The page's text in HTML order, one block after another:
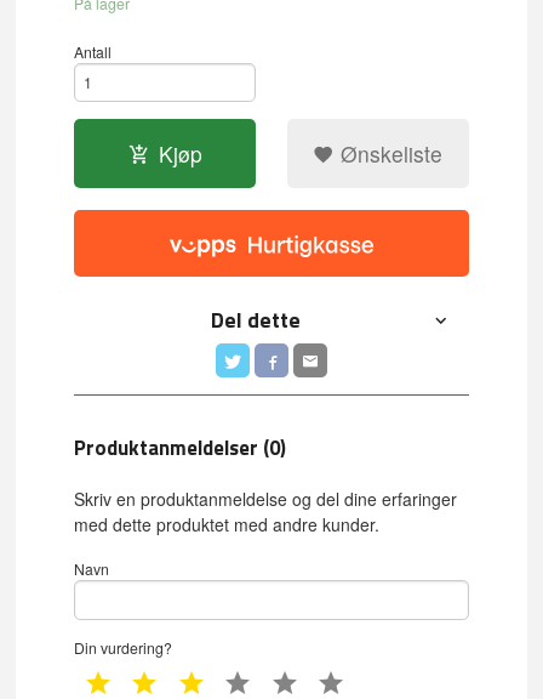
Antall
Kjøp Ønskeliste
Del dette
Produktanmeldelser (0)
Skriv en produktanmeldelse og del dine erfaringer
med dette produktet med andre kunder.
Navn
Din vurdering?
1 star 2 star 3 star 4 star 5 star